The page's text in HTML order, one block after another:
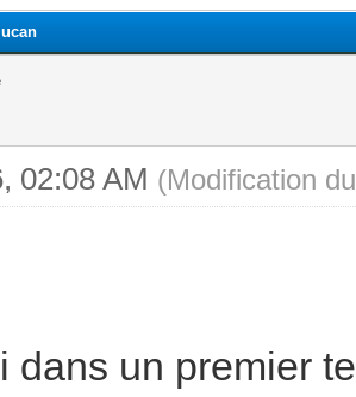
02:08 AM (Modification
dans un premier